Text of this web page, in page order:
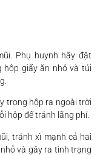
Phụ huynh hãy đặt
hộp giấy ăn nhỏ và túi
trong hộp ra ngoài trời
hộp để tránh lãng phí.
tránh xì mạnh cả hai
và gây ra tình trạng